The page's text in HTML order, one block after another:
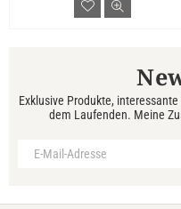
Exklusive Produkte,
dem Laufenden. Meine